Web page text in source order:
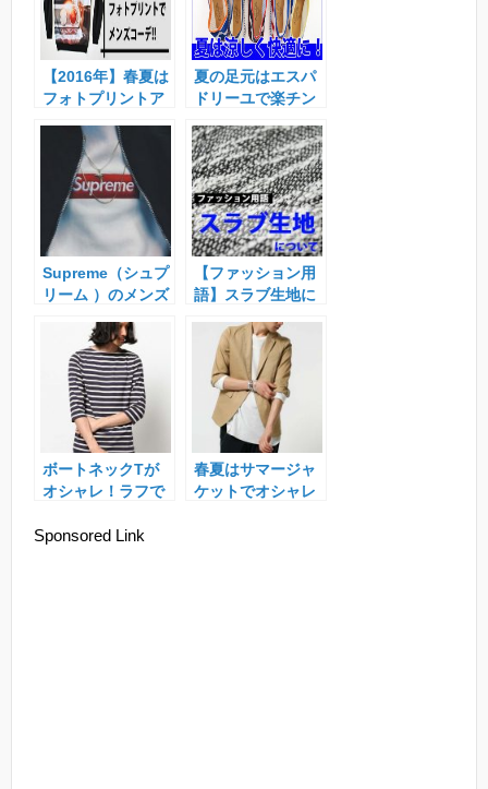
【2016年】春夏は
フォトプリントア
にメンズコーデ！
夏の足元はエスパ
ドリーユで楽チン
Supreme（シュプ
リーム ）のメンズ
リートブランドが
人気！
【ファッション用
語】スラブ生地に
ボートネックTが
オシャレ！ラフで
コーデを作る！
春夏はサマージャ
ケットでオシャレ
Sponsored Link